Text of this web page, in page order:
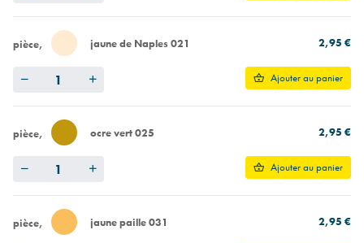
pièce jaune de Naples 021 2,95 €
Ajouter au panier
pièce ocre vert 025 2,95 €
Ajouter au panier
pièce jaune paille 031 2,95 €